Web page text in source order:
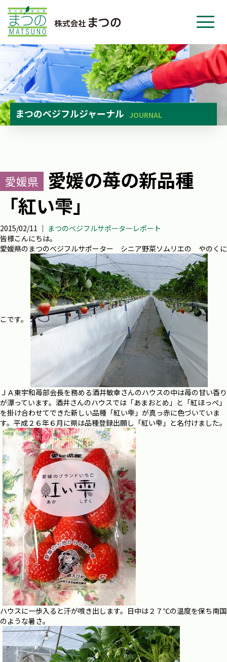
まつのベジフルジャーナル JOURNAL
愛媛県
愛媛の苺の新品種
「紅い雫」
2015/02/11 ｜ まつのベジフルサポーターレポート
皆様こんにちは。
愛媛県のまつのべジフルサポーター シニア野菜ソムリエの やのくに
こです。
ＪＡ東宇和苺部会長を務める酒井敏幸さんのハウスの中は苺の甘い香り
が漂っています。酒井さんのハウスでは「あまおとめ」と「紅ほっぺ」
を掛け合わせてできた新しい品種「紅い雫」が真っ赤に色づいていま
す。平成２６年６月に県は品種登録出願し「紅い雫」と名付けました。
ハウスに一歩入ると汗が噴き出します。日中は２７℃の温度を保ち南国
のような暑さ。
ホーム
事業紹介
会社紹介
ニュース
お問い合わせ